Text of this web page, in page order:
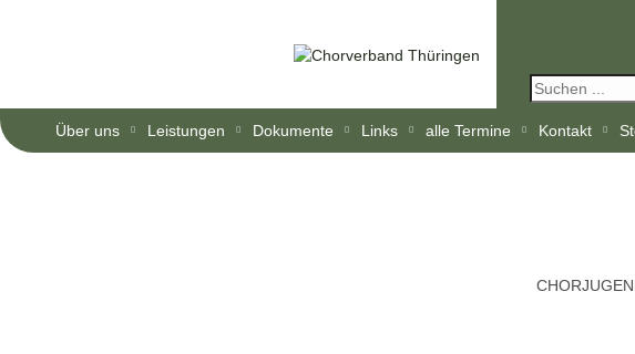
Über uns Leistungen Dokumente Links alle Termine Kontakt